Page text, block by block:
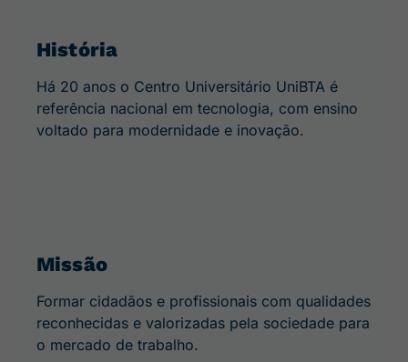
História
Há 20 anos o Centro Universitário UniBTA é
referência nacional em tecnologia, com ensino
voltado para modernidade e inovação.
Missão
Formar cidadãos e profissionais com qualidades
reconhecidas e valorizadas pela sociedade para
o mercado de trabalho.